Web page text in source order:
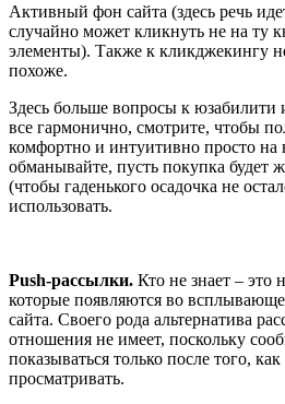
Активный фон сайта (здесь речь
случайно может кликнуть не на ту
элементы). Также к кликджекингу
похоже.
Здесь больше вопросы к юзабилити
все гармонично, смотрите, чтобы
комфортно и интуитивно просто на
обманывайте, пусть покупка будет
(чтобы гаденького осадочка не
использовать.
Push-рассылки. Кто не знает – это
которые появляются во
сайта. Своего рода альтернатива
отношения не имеет, поскольку
показываться только после того,
просматривать.